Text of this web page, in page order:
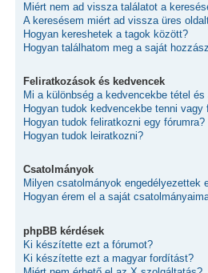
Miért nem ad vissza találatot a
A keresésem miért ad vissza üres
Hogyan kereshetek a tagok között?
Hogyan találhatom meg a saját
Feliratkozások és kedvencek
Mi a különbség a kedvencekbe tétel
Hogyan tudok kedvencekbe tenni
Hogyan tudok feliratkozni egy fórumra?
Hogyan tudok leiratkozni?
Csatolmányok
Milyen csatolmányok engedélyezettek
Hogyan érem el a saját
phpBB kérdések
Ki készítette ezt a fórumot?
Ki készítette ezt a magyar fordítást?